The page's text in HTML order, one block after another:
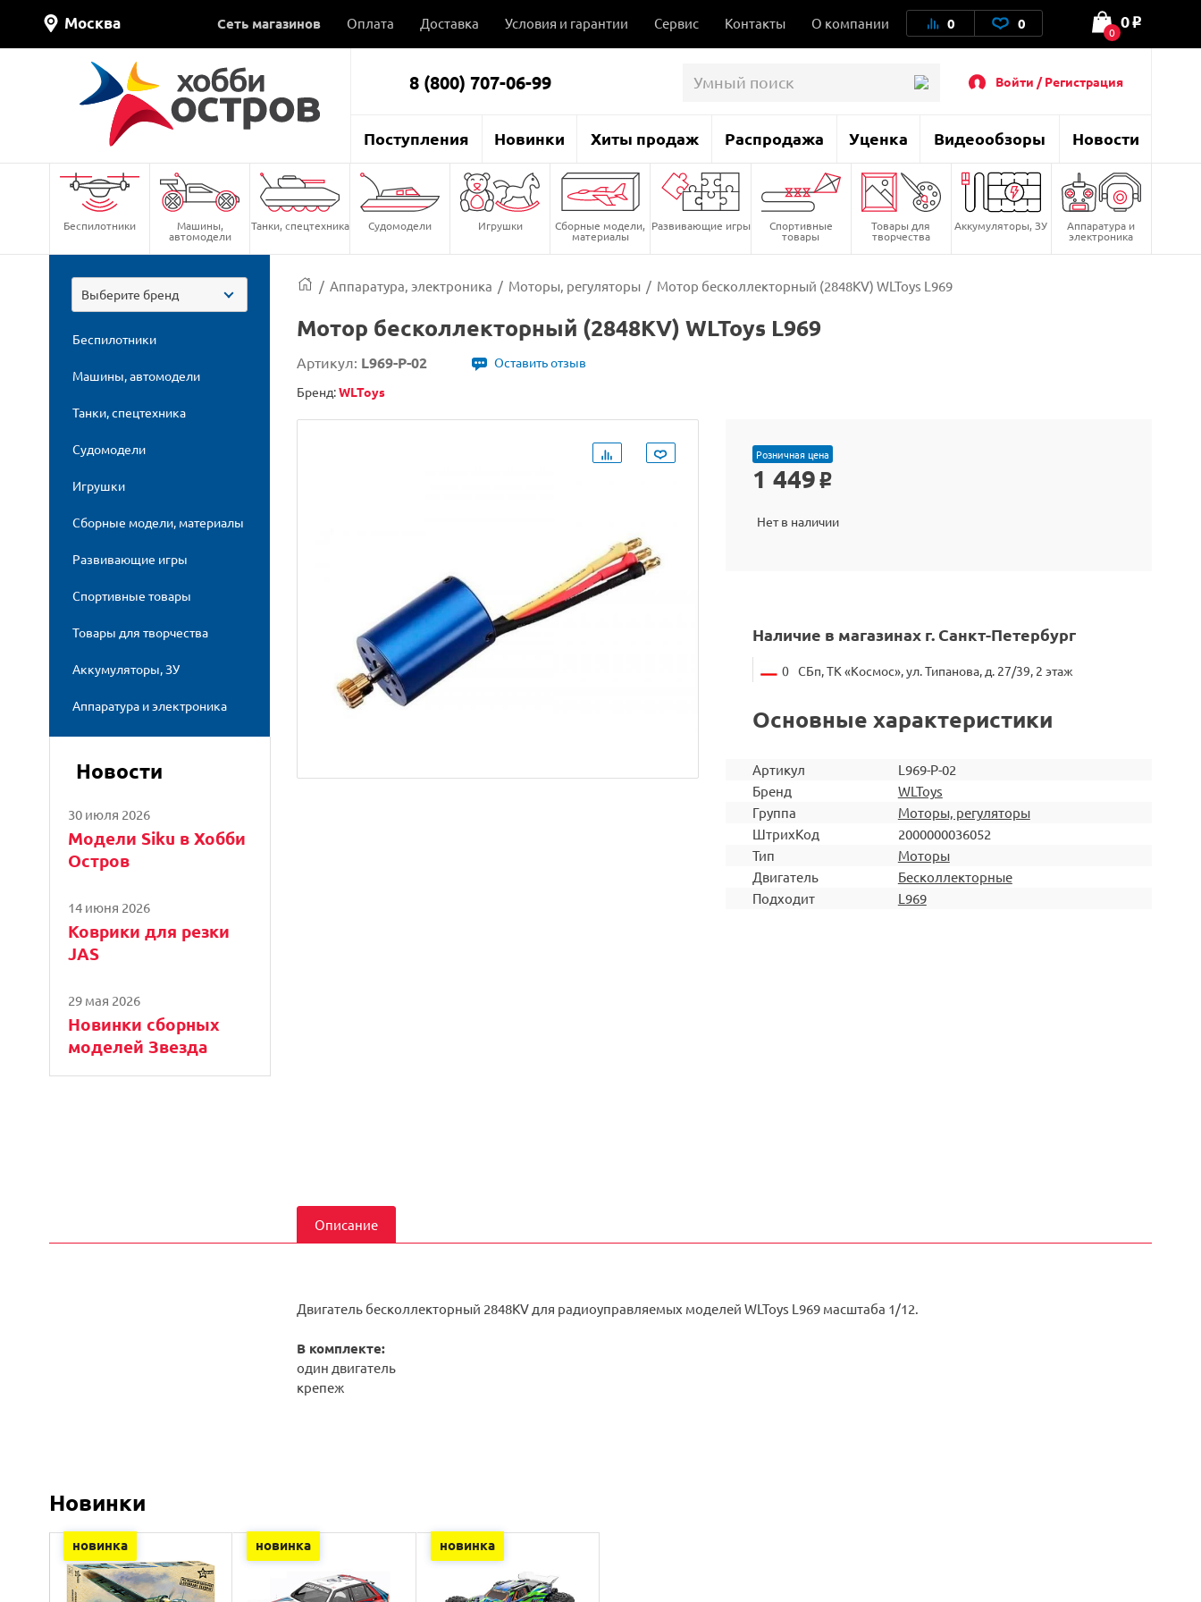
Москва Сеть магазинов Оплата Доставка Условия и гарантии Сервис Контакты О компании 0 0 0
0 o
8 (800) 707-06-99 Войти / Регистрация
Поступления Новинки Хиты продаж Распродажа Уценка Видеообзоры Новости
Беспилотники Машины,
автомодели
Танки, спецтехника Судомодели Игрушки Сборные модели,
материалы
Развивающие игры Спортивные
товары
Товары для
творчества
Аккумуляторы, ЗУ Аппаратура и
электроника
Выберите бренд
Беспилотники
Машины, автомодели
Танки, спецтехника
Судомодели
Игрушки
Сборные модели, материалы
Развивающие игры
Спортивные товары
Товары для творчества
Аккумуляторы, ЗУ
Аппаратура и электроника
Новости
30 июля 2026
Модели Siku в Хобби
Остров
14 июня 2026
Коврики для резки
JAS
29 мая 2026
Новинки сборных
моделей Звезда
/ Аппаратура, электроника / Моторы, регуляторы / Мотор бесколлекторный (2848KV) WLToys L969
Мотор бесколлекторный (2848KV) WLToys L969
Артикул: L969-P-02
Оставить отзыв
Бренд:WLToys
Розничная цена
1 449 o
Нет в наличии
Наличие в магазинах г. Санкт-Петербург
0 СБп, ТК «Космос», ул. Типанова, д. 27/39, 2 этаж
Основные характеристики
Артикул
L969-P-02
Бренд
WLToys
Группа
Моторы, регуляторы
ШтрихКод
2000000036052
Тип
Моторы
Двигатель
Бесколлекторные
Подходит
L969
Описание
Двигатель бесколлекторный 2848KV для радиоуправляемых моделей WLToys L969 масштаба 1/12.
В комплекте:
один двигатель
крепеж
Новинки
новинка новинка новинка